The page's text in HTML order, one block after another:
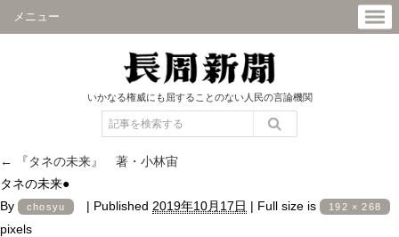
メニュー
いかなる権威にも屈することのない人民の言論機関
←
『タネの未来』 著・小林宙
タネの未来●
By
chosyu | Published 2019年10月17日 | Full size is 192 × 268
pixels